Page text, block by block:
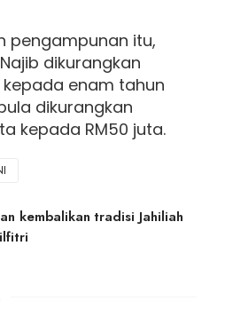
pengampunan itu,
dikurangkan
enam tahun
dikurangkan
kepada RM50 juta.
kembalikan tradisi Jahiliah